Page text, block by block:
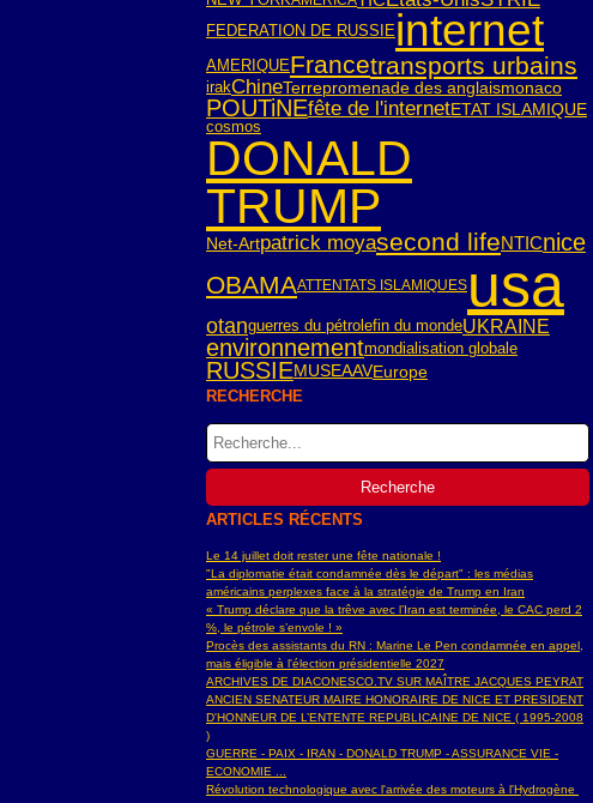
FEDERATION DE RUSSIEinternet
AMERIQUEFrancetransports urbains
irakChineTerrepromenade des anglaismonaco
POUTiNEfête de l'internetETAT ISLAMIQUE
cosmos
DONALD
TRUMP
Net-Artpatrick moyasecond lifeNTICnice
OBAMAATTENTATS ISLAMIQUES usa
otanguerres du pétrolefin du mondeUKRAINE
environnementmondialisation globale
RUSSIEMUSEAAVEurope
RECHERCHE
ARTICLES RÉCENTS
Le 14 juillet doit rester une fête nationale !
"La diplomatie était condamnée dès le départ" : les médias
américains perplexes face à la stratégie de Trump en Iran
« Trump déclare que la trêve avec l’Iran est terminée, le CAC perd 2
%, le pétrole s’envole ! »
Procès des assistants du RN : Marine Le Pen condamnée en appel,
mais éligible à l'élection présidentielle 2027
ARCHIVES DE DIACONESCO.TV SUR MAÎTRE JACQUES PEYRAT
ANCIEN SENATEUR MAIRE HONORAIRE DE NICE ET PRESIDENT
D'HONNEUR DE L’ENTENTE REPUBLICAINE DE NICE ( 1995-2008
)
GUERRE - PAIX - IRAN - DONALD TRUMP - ASSURANCE VIE -
ECONOMIE ...
Révolution technologique avec l'arrivée des moteurs à l'Hydrogène